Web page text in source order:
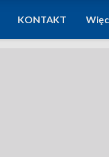
KONTAKT